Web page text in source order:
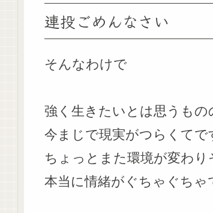
連投ごめんなさい
そんなわけで
強く生きたいとは思うもの
今まじで現実がつらくてで
ちょっとまた環境が変わ
本当に情緒がぐちゃぐちゃ